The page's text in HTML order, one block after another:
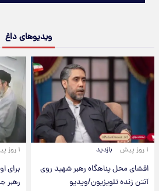
ویدیوهای داغ
۱ روز پیش بازدید
افشای محل پناهگاه‌ رهبر شهید روی
آنتن زنده تلویزیون/ویدیو
۱ روز پیش
برای
رهبر